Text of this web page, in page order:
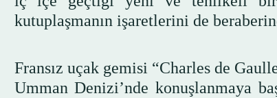
kutuplaşmanın işaretlerini de
Fransız uçak gemisi “Charles de
Umman Denizi’nde konuşlanmaya